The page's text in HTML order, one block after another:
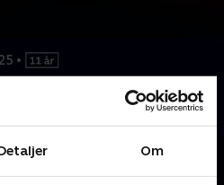
Om
•
(Denzel Washington)